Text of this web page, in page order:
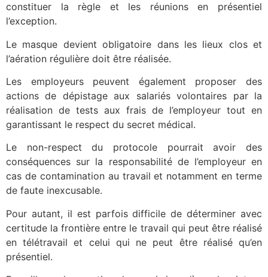
constituer la règle et les réunions en présentiel
l’exception.
Le masque devient obligatoire dans les lieux clos et
l’aération régulière doit être réalisée.
Les employeurs peuvent également proposer des
actions de dépistage aux salariés volontaires par la
réalisation de tests aux frais de l’employeur tout en
garantissant le respect du secret médical.
Le non-respect du protocole pourrait avoir des
conséquences sur la responsabilité de l’employeur en
cas de contamination au travail et notamment en terme
de faute inexcusable.
Pour autant, il est parfois difficile de déterminer avec
certitude la frontière entre le travail qui peut être réalisé
en télétravail et celui qui ne peut être réalisé qu’en
présentiel.